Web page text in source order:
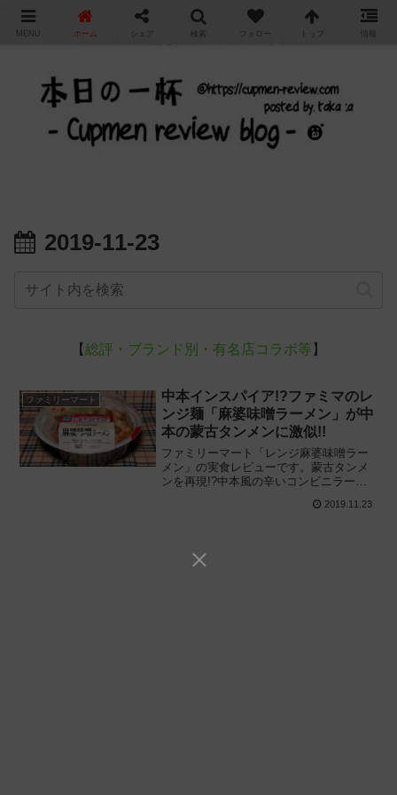
カップ麺の新商品をレビュー / アレンジするブログ
2019-11-23
【総評・ブランド別・有名店コラボ等 】
ファミリーマート
中本インスパイア!?ファミマのレ
ンジ麺「麻婆味噌ラーメン」が中
本の蒙古タンメンに激似!!
ファミリーマート「レンジ麻婆味噌ラー
メン」の実食レビューです。蒙古タンメ
ンを再現!?中本風の辛いコンビニラーメ
に酷似した麻婆豆腐入りのチルドレンジ
2019.11.23
MENU ホーム シェア 検索 フォロー トップ 情報